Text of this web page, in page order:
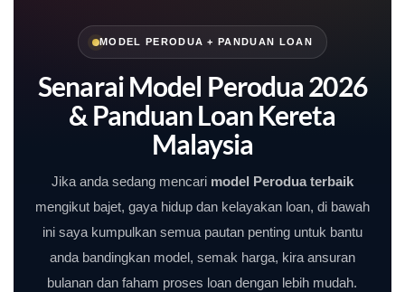
MODEL PERODUA + PANDUAN LOAN
Senarai Model Perodua 2026
& Panduan Loan Kereta
Malaysia
Jika anda sedang mencari model Perodua terbaik
mengikut bajet, gaya hidup dan kelayakan loan, di bawah
ini saya kumpulkan semua pautan penting untuk bantu
anda bandingkan model, semak harga, kira ansuran
bulanan dan faham proses loan dengan lebih mudah.